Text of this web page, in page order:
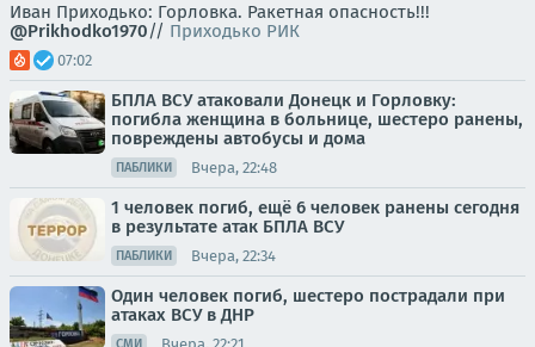
Иван Приходько: Горловка. Ракетная опасность!!!
@Prikhodko1970// Приходько РИК
07:02
БПЛА ВСУ атаковали Донецк и Горловку:
погибла женщина в больнице, шестеро ранены,
повреждены автобусы и дома
ПАБЛИКИ Вчера, 22:48
1 человек погиб, ещё 6 человек ранены сегодня
в результате атак БПЛА ВСУ
ПАБЛИКИ Вчера, 22:34
Один человек погиб, шестеро пострадали при
атаках ВСУ в ДНР
Вчера, 22:21